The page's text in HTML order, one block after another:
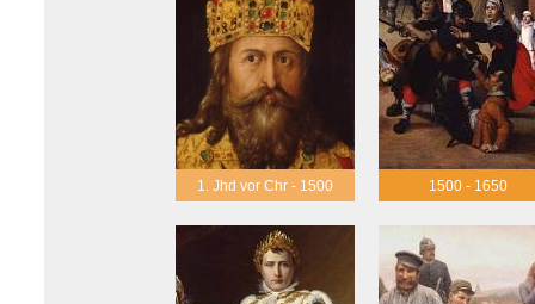
1. Jhd vor Chr - 1500 1500 - 1650